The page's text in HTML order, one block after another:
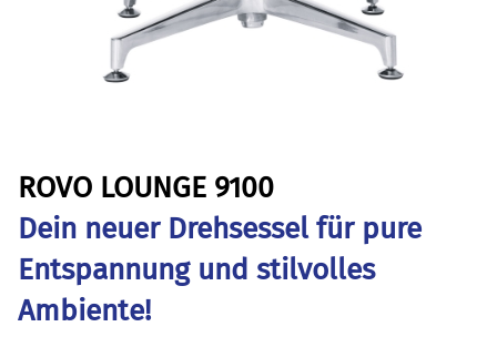
ROVO LOUNGE 9100
Dein neuer Drehsessel für pure
Entspannung und stilvolles
Ambiente!